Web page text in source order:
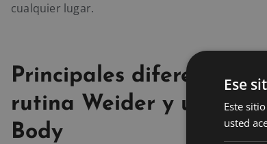
cualquier lugar.
Principales diferencias
rutina Weider y una
Body
Ese
Este
usted